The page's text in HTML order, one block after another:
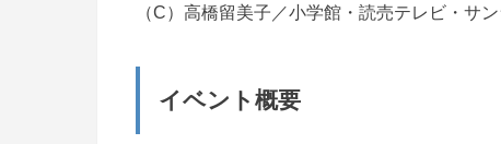
（C）高橋留美子／小学館・読売テレビ・サ
イベント概要